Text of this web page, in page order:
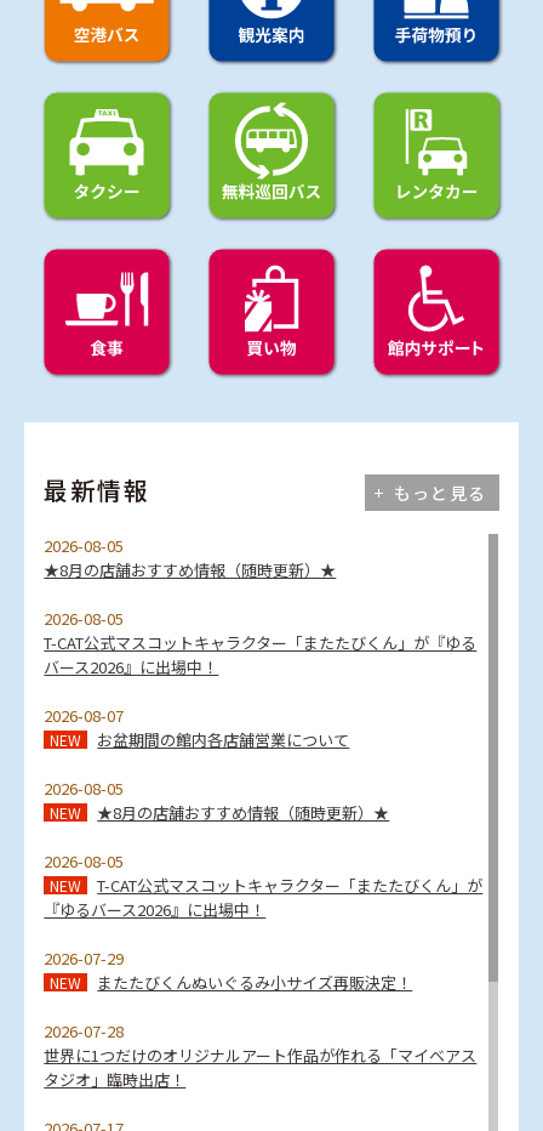
最新情報 もっと見る
2026-08-05
★8月の店舗おすすめ情報（随時更新）★
2026-08-05
T-CAT公式マスコットキャラクター「またたびくん」が『ゆる
バース2026』に出場中！
2026-08-07
NEW お盆期間の館内各店舗営業について
2026-08-05
NEW ★8月の店舗おすすめ情報（随時更新）★
2026-08-05
NEW
T-CAT公式マスコットキャラクター「またたびくん」が
『ゆるバース2026』に出場中！
2026-07-29
NEW またたびくんぬいぐるみ小サイズ再販決定！
2026-07-28
世界に1つだけのオリジナルアート作品が作れる「マイベアス
タジオ」臨時出店！